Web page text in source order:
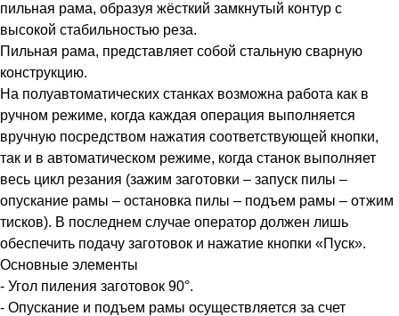
пильная рама, образуя жёсткий замкнутый контур с
высокой стабильностью реза.
Пильная рама, представляет собой стальную сварную
конструкцию.
На полуавтоматических станках возможна работа как в
ручном режиме, когда каждая операция выполняется
вручную посредством нажатия соответствующей кнопки,
так и в автоматическом режиме, когда станок выполняет
весь цикл резания (зажим заготовки – запуск пилы –
опускание рамы – остановка пилы – подъем рамы – отжим
тисков). В последнем случае оператор должен лишь
обеспечить подачу заготовок и нажатие кнопки «Пуск».
Основные элементы
- Угол пиления заготовок 90°.
- Опускание и подъем рамы осуществляется за счет